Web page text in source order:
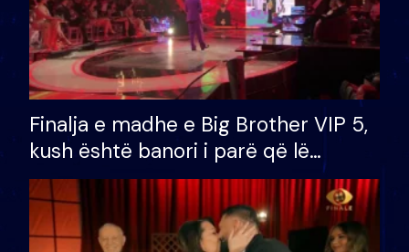
Finalja e madhe e Big Brother VIP 5,
kush është banori i parë që lë
shtëpinë dhe humb mundësinë për
të fituar çmimin e madh